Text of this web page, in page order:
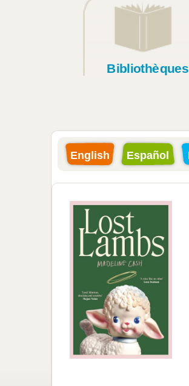
Bibliothèques
English Español